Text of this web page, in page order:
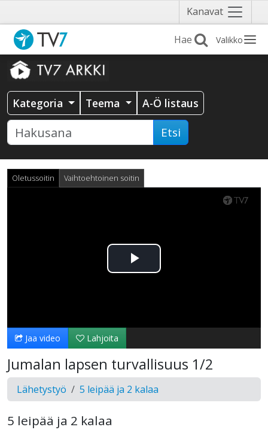
Kanavat Näytä
valikko
Valikko
Kategoria Teema A-Ö listaus
Etsi
Oletussoitin Vaihtoehtoinen soitin
Toista
Jaa video Lahjoita
Jumalan lapsen turvallisuus 1/2
Lähetystyö 5 leipää ja 2 kalaa
5 leipää ja 2 kalaa